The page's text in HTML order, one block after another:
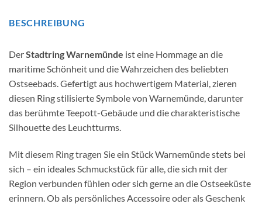
BESCHREIBUNG
DerStadtring Warnemünde ist eine Hommage an die
maritime Schönheit und die Wahrzeichen des beliebten
Ostseebads. Gefertigt aus hochwertigem Material, zieren
diesen Ring stilisierte Symbole von Warnemünde, darunter
das berühmte Teepott-Gebäude und die charakteristische
Silhouette des Leuchtturms.
Mit diesem Ring tragen Sie ein Stück Warnemünde stets bei
sich – ein ideales Schmuckstück für alle, die sich mit der
Region verbunden fühlen oder sich gerne an die Ostseeküste
erinnern. Ob als persönliches Accessoire oder als Geschenk